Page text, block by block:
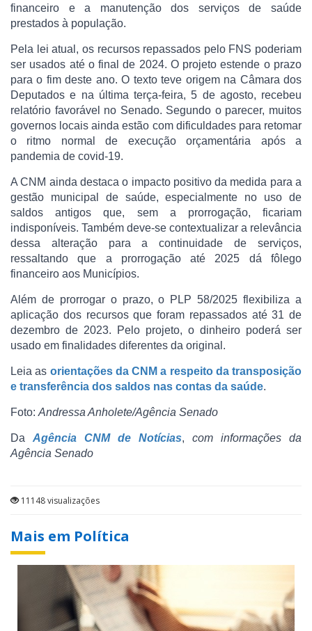
financeiro e a manutenção dos serviços de saúde
prestados à população.
Pela lei atual, os recursos repassados pelo FNS poderiam
ser usados até o final de 2024. O projeto estende o prazo
para o fim deste ano. O texto teve origem na Câmara dos
Deputados e na última terça-feira, 5 de agosto, recebeu
relatório favorável no Senado. Segundo o parecer, muitos
governos locais ainda estão com dificuldades para retomar
o ritmo normal de execução orçamentária após a
pandemia de covid-19.
A CNM ainda destaca o impacto positivo da medida para a
gestão municipal de saúde, especialmente no uso de
saldos antigos que, sem a prorrogação, ficariam
indisponíveis. Também deve-se contextualizar a relevância
dessa alteração para a continuidade de serviços,
ressaltando que a prorrogação até 2025 dá fôlego
financeiro aos Municípios.
Além de prorrogar o prazo, o PLP 58/2025 flexibiliza a
aplicação dos recursos que foram repassados até 31 de
dezembro de 2023. Pelo projeto, o dinheiro poderá ser
usado em finalidades diferentes da original.
Leia as orientações da CNM a respeito da transposição
e transferência dos saldos nas contas da saúde.
Foto: Andressa Anholete/Agência Senado
Da Agência CNM de Notícias, com informações da
Agência Senado
11148 visualizações
Mais em Política